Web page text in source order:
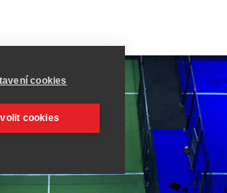
cookies
cookies